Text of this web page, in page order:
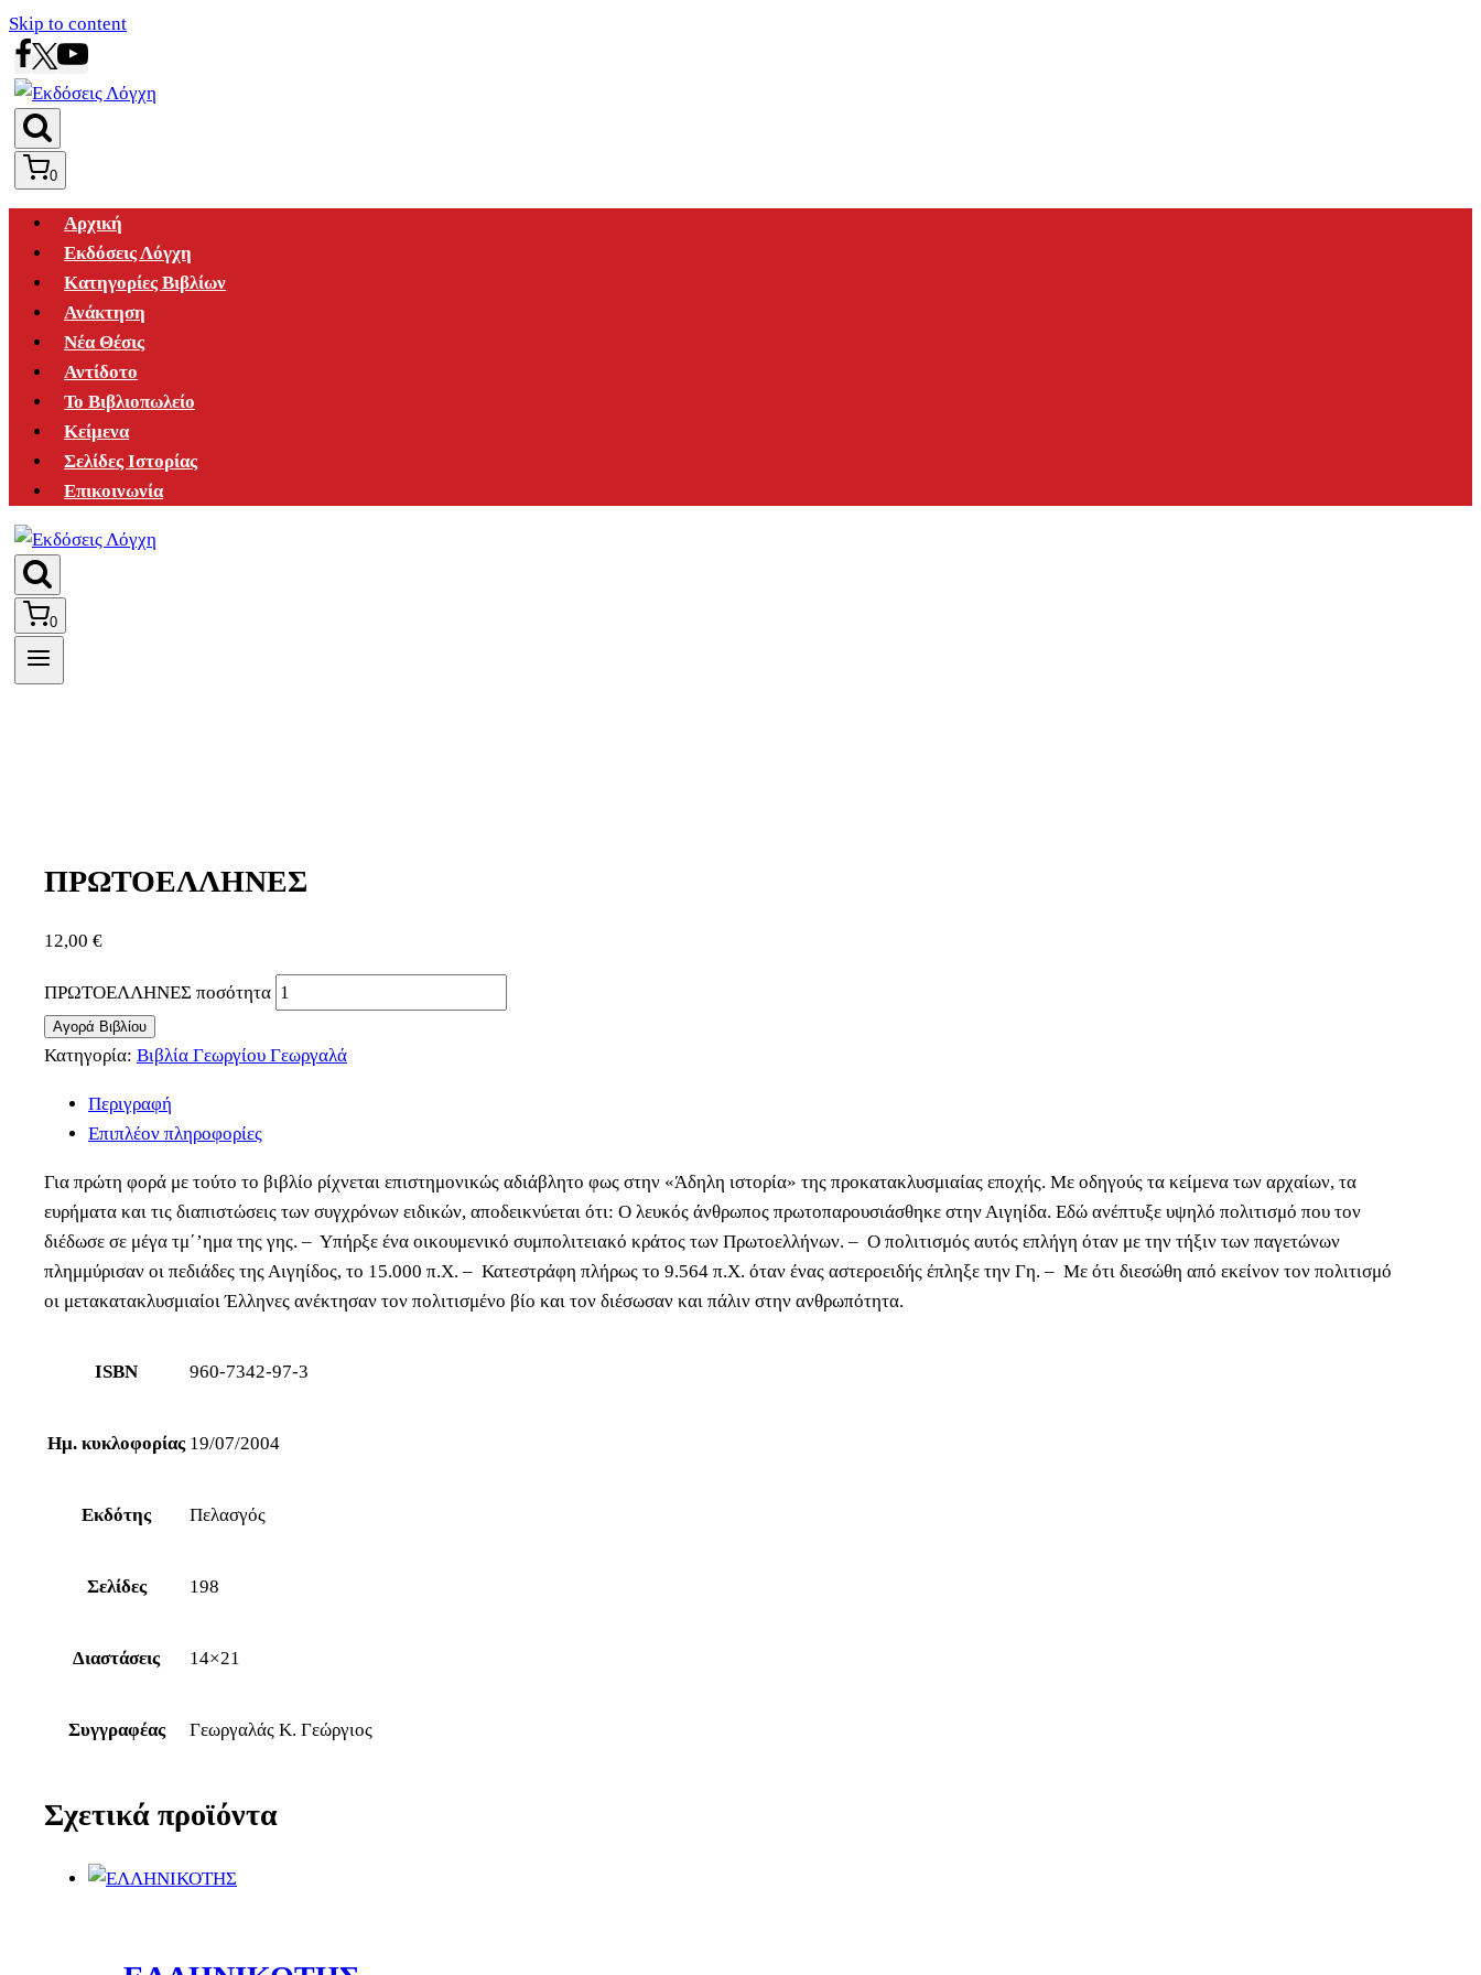
Skip to content
0
Αρχική
Εκδόσεις Λόγχη
Κατηγορίες Βιβλίων
Ανάκτηση
Νέα Θέσις
Αντίδοτο
Το Βιβλιοπωλείο
Κείμενα
Σελίδες Ιστορίας
Επικοινωνία
0
ΠΡΩΤΟΕΛΛΗΝΕΣ
12,00 €
ΠΡΩΤΟΕΛΛΗΝΕΣ ποσότητα
Αγορά Βιβλίου
Κατηγορία: Βιβλία Γεωργίου Γεωργαλά
Περιγραφή
Επιπλέον πληροφορίες
Για πρώτη φορά με τούτο το βιβλίο ρίχνεται επιστημονικώς αδιάβλητο φως στην «Άδηλη ιστορία» της προκατακλυσμιαίας εποχής. Με οδηγούς τα κείμενα των αρχαίων, τα
ευρήματα και τις διαπιστώσεις των συγχρόνων ειδικών, αποδεικνύεται ότι: Ο λευκός άνθρωπος πρωτοπαρουσιάσθηκε στην Αιγηίδα. Εδώ ανέπτυξε υψηλό πολιτισμό που τον
διέδωσε σε μέγα τμ΄’ημα της γης. – Υπήρξε ένα οικουμενικό συμπολιτειακό κράτος των Πρωτοελλήνων. – Ο πολιτισμός αυτός επλήγη όταν με την τήξιν των παγετώνων
πλημμύρισαν οι πεδιάδες της Αιγηίδος, το 15.000 π.Χ. – Κατεστράφη πλήρως το 9.564 π.Χ. όταν ένας αστεροειδής έπληξε την Γη. – Με ότι διεσώθη από εκείνον τον πολιτισμό
οι μετακατακλυσμιαίοι Έλληνες ανέκτησαν τον πολιτισμένο βίο και τον διέσωσαν και πάλιν στην ανθρωπότητα.
ISBN 960-7342-97-3
Ημ. κυκλοφορίας 19/07/2004
Εκδότης Πελασγός
Σελίδες 198
Διαστάσεις 14×21
Συγγραφέας Γεωργαλάς Κ. Γεώργιος
Σχετικά προϊόντα